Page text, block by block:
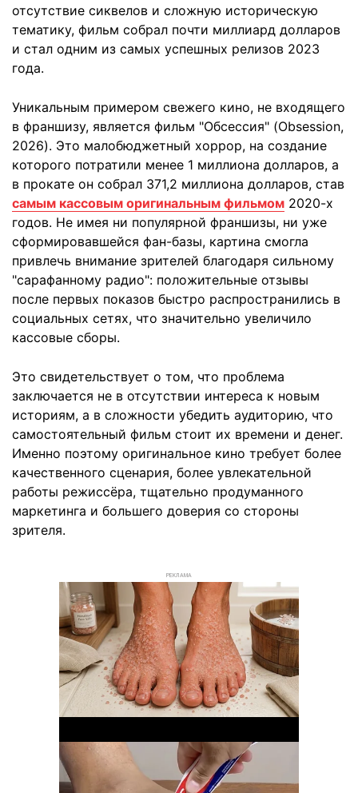
отсутствие сиквелов и сложную историческую
тематику, фильм собрал почти миллиард долларов
и стал одним из самых успешных релизов 2023
года.
Уникальным примером свежего кино, не входящего
в франшизу, является фильм "Обсессия" (Obsession,
2026). Это малобюджетный хоррор, на создание
которого потратили менее 1 миллиона долларов, а
в прокате он собрал 371,2 миллиона долларов, став
самым кассовым оригинальным фильмом 2020-х
годов. Не имея ни популярной франшизы, ни уже
сформировавшейся фан-базы, картина смогла
привлечь внимание зрителей благодаря сильному
"сарафанному радио": положительные отзывы
после первых показов быстро распространились в
социальных сетях, что значительно увеличило
кассовые сборы.
Это свидетельствует о том, что проблема
заключается не в отсутствии интереса к новым
историям, а в сложности убедить аудиторию, что
самостоятельный фильм стоит их времени и денег.
Именно поэтому оригинальное кино требует более
качественного сценария, более увлекательной
работы режиссёра, тщательно продуманного
маркетинга и большего доверия со стороны
зрителя.
РЕКЛАМА